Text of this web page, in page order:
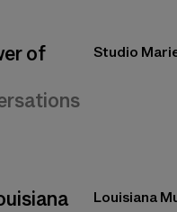
of
Studio
Louisiana